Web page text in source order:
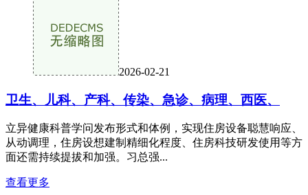
2026-02-21
卫生、儿科、产科、传染、急诊、病理、西医、
立异健康科普学问发布形式和体例，实现住房设备聪慧响应、
从动调理，住房设想建制精细化程度、住房科技研发使用等方
面还需持续提拔和加强。习总强...
查看更多